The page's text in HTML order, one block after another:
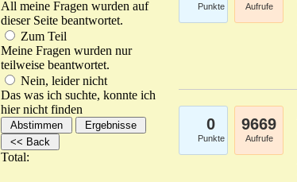
All meine Fragen wurden auf
dieser Seite beantwortet.
Zum Teil
Meine Fragen wurden nur
teilweise beantwortet.
Nein, leider nicht
Das was ich suchte, konnte ich
hier nicht finden
Total:
Punkte Aufrufe
0
Punkte
9669
Aufrufe